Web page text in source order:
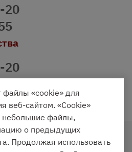
20
20
Стол.
- Vegas Studio
файлы «cookie» для
веб-сайтом. «Cookie»
небольшие файлы,
о предыдущих
Продолжая использовать